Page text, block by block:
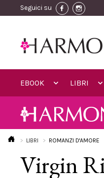
Seguici su
EBOOK LIBRI
LIBRI ROMANZI D'AMORE
Virgin